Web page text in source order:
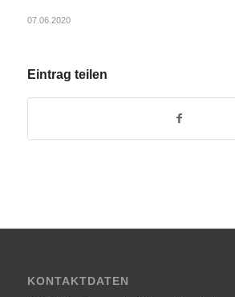
07.06.2020
Eintrag teilen
KONTAKTDATEN